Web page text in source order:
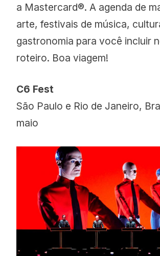
a Mastercard®. A agenda de
arte, festivais de música,
gastronomia para você incluir
roteiro. Boa viagem!
C6 Fest
São Paulo e Rio de Janeiro,
maio